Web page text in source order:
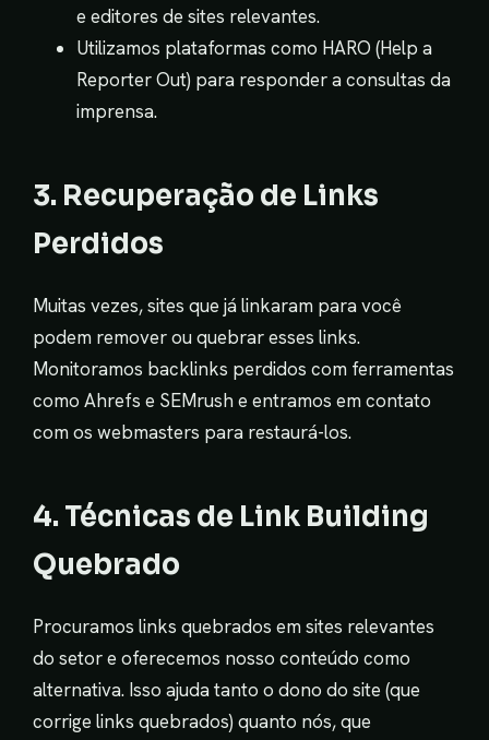
e editores de sites relevantes.
Utilizamos plataformas como HARO (Help a
Reporter Out) para responder a consultas da
imprensa.
3. Recuperação de Links
Perdidos
Muitas vezes, sites que já linkaram para você
podem remover ou quebrar esses links.
Monitoramos backlinks perdidos com ferramentas
como Ahrefs e SEMrush e entramos em contato
com os webmasters para restaurá-los.
4. Técnicas de Link Building
Quebrado
Procuramos links quebrados em sites relevantes
do setor e oferecemos nosso conteúdo como
alternativa. Isso ajuda tanto o dono do site (que
corrige links quebrados) quanto nós, que